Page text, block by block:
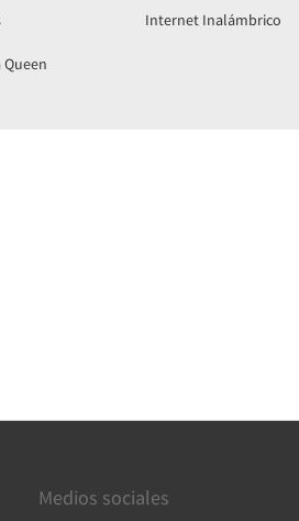
Internet Inalámbrico
Queen
Medios sociales